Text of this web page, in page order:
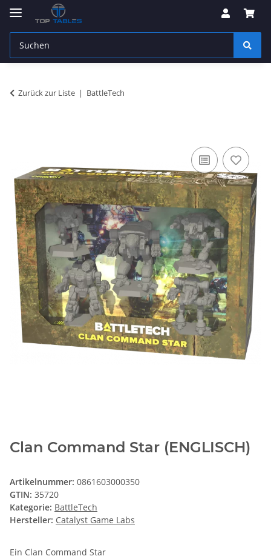
Zurück zur Liste BattleTech
Clan Command Star (ENGLISCH)
Artikelnummer: 0861603000350
GTIN: 35720
Kategorie: BattleTech
Hersteller: Catalyst Game Labs
Ein Clan Command Star